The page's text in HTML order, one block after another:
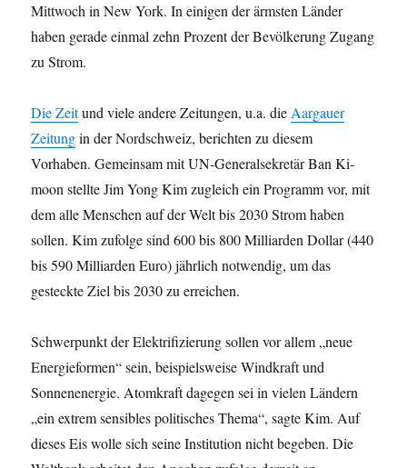
Mittwoch in New York. In einigen der ärmsten Länder
haben gerade einmal zehn Prozent der Bevölkerung Zugang
zu Strom.
Die Zeitund viele andere Zeitungen, u.a. dieAargauer
Zeitungin der Nordschweiz, berichten zu diesem
Vorhaben. Gemeinsam mit UN-Generalsekretär Ban Ki-
moon stellte Jim Yong Kim zugleich ein Programm vor, mit
dem alle Menschen auf der Welt bis 2030 Strom haben
sollen. Kim zufolge sind 600 bis 800 Milliarden Dollar (440
bis 590 Milliarden Euro) jährlich notwendig, um das
gesteckte Ziel bis 2030 zu erreichen.
Schwerpunkt der Elektrifizierung sollen vor allem „neue
Energieformen“ sein, beispielsweise Windkraft und
Sonnenenergie. Atomkraft dagegen sei in vielen Ländern
„ein extrem sensibles politisches Thema“, sagte Kim. Auf
dieses Eis wolle sich seine Institution nicht begeben. Die